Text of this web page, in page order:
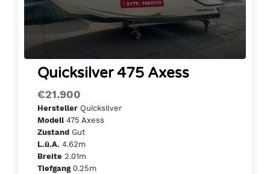
Quicksilver 475 Axess
€21.900
Hersteller Quicksilver
Modell475 Axess
Zustand Gut
L.ü.A. 4.62m
Breite 2.01m
Tiefgang0.25m